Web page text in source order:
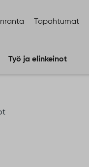
Tapahtumat
Työ ja elinkeinot